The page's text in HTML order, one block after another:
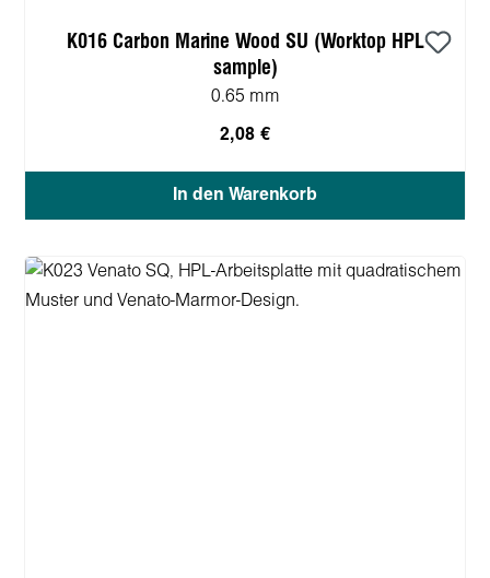
K016 Carbon Marine Wood SU (Worktop HPL
sample)
0.65 mm
2,08 €
In den Warenkorb